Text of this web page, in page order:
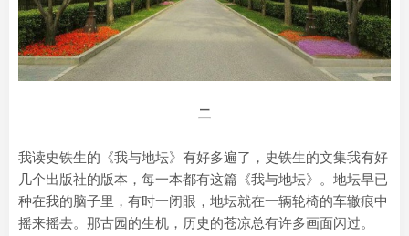
二
我读史铁生的《我与地坛》有好多遍了，史铁生的文集我有好
几个出版社的版本，每一本都有这篇《我与地坛》。地坛早已
种在我的脑子里，有时一闭眼，地坛就在一辆轮椅的车辙痕中
摇来摇去。那古园的生机，历史的苍凉总有许多画面闪过。